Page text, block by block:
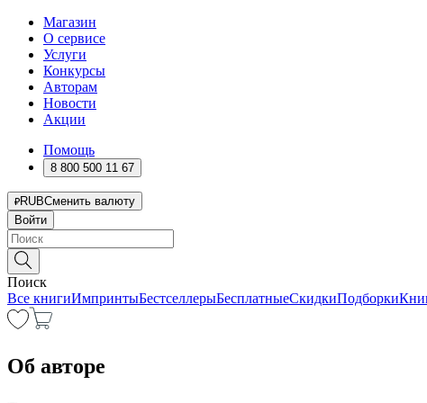
Магазин
О сервисе
Услуги
Конкурсы
Авторам
Новости
Акции
Помощь
8 800 500 11 67
RUBСменить валюту
Войти
Поиск
Все книгиИмпринтыБестселлерыБесплатныеСкидкиПодборки
Об авторе